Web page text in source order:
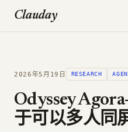
Clauday
2026年5月19日 RESEARCH
Odyssey
于可以多人同